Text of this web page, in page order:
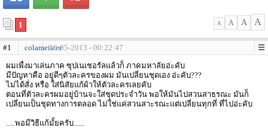
1 A A A A
#1 colameister16-05-2013 - 00:22:47
ผมเพื่งมาเล่นภาค ซุปเนเชอรัลแล้วก็ ภาคมหาลัยอ่ะคับ
มีปัญหาคือ อยู่ดีๆตัวละครของผม มันเปลี่ยนชุดเอง อ่ะคับ???
ไม่ได้สั่ง หรือ ใส่นิสัยแก้ผ้าให้ตัวละครเลยคับ
ตอนที่ตัวละครผมอยู่บ้านจะใส่ชุดประจำวัน พอให้มันไปสวนสาธรณะ มันก็
เปลี่ยนเป็นชุดทางการตลอด ไม่ใช่แค่สวนสาะรณะแต่เปลี่ยนทุกที่ ที่ไปอ่ะคับ
.....พอมีวิธีแก้มั้ยครับ......